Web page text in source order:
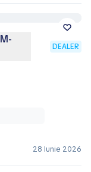
DEALER
28 Iunie 2026